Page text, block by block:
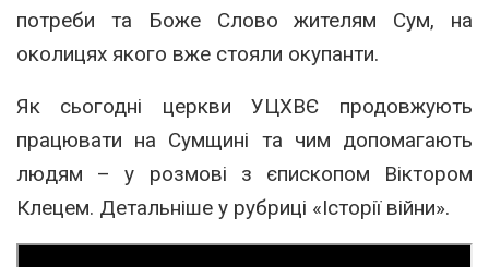
потреби та Боже Слово жителям Сум, на
околицях якого вже стояли окупанти.
Як сьогодні церкви УЦХВЄ продовжують
працювати на Сумщині та чим допомагають
людям – у розмові з єпископом Віктором
Клецем. Детальніше у рубриці «Історії війни».